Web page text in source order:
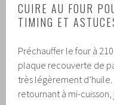
CUIRE AU FOUR
TIMING ET
Préchauffer le four à
plaque recouverte de
très légèrement
retournant à mi-cuisson,